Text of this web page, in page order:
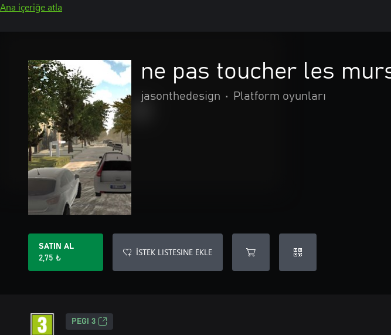
Ana içeriğe atla
ne pas toucher les
jasonthedesign • Platform oyunları
SATIN AL
2,75 ₺
İSTEK LISTESINE EKLE
PEGI 3